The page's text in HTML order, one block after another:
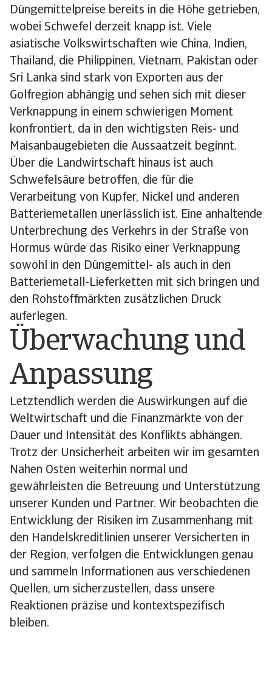
Düngemittelpreise bereits in die Höhe getrieben,
wobei Schwefel derzeit knapp ist. Viele
asiatische Volkswirtschaften wie China, Indien,
Thailand, die Philippinen, Vietnam, Pakistan oder
Sri Lanka sind stark von Exporten aus der
Golfregion abhängig und sehen sich mit dieser
Verknappung in einem schwierigen Moment
konfrontiert, da in den wichtigsten Reis- und
Maisanbaugebieten die Aussaatzeit beginnt.
Über die Landwirtschaft hinaus ist auch
Schwefelsäure betroffen, die für die
Verarbeitung von Kupfer, Nickel und anderen
Batteriemetallen unerlässlich ist. Eine anhaltende
Unterbrechung des Verkehrs in der Straße von
Hormus würde das Risiko einer Verknappung
sowohl in den Düngemittel- als auch in den
Batteriemetall-Lieferketten mit sich bringen und
den Rohstoffmärkten zusätzlichen Druck
auferlegen.
Überwachung und
Anpassung
Letztendlich werden die Auswirkungen auf die
Weltwirtschaft und die Finanzmärkte von der
Dauer und Intensität des Konflikts abhängen.
Trotz der Unsicherheit arbeiten wir im gesamten
Nahen Osten weiterhin normal und
gewährleisten die Betreuung und Unterstützung
unserer Kunden und Partner. Wir beobachten die
Entwicklung der Risiken im Zusammenhang mit
den Handelskreditlinien unserer Versicherten in
der Region, verfolgen die Entwicklungen genau
und sammeln Informationen aus verschiedenen
Quellen, um sicherzustellen, dass unsere
Reaktionen präzise und kontextspezifisch
bleiben.